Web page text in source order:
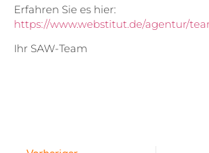
Erfahren Sie es hier:
https://www.webstitut.de/agentur/
Ihr SAW-Team